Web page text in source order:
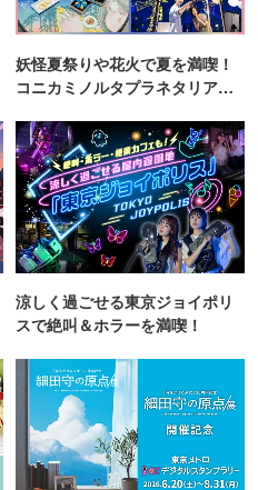
妖怪夏祭りや花火で夏を満喫！
コニカミノルタプラネタリア
涼しく過ごせる東京ジョイポリ
スで絶叫＆ホラーを満喫！